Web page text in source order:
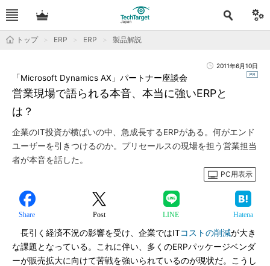
トップ ERP ERP 製品解説
2011年6月10日
営業現場で語られる本音、本当に強いERPと
は？
「Microsoft Dynamics AX」パートナー座談会
企業のIT投資が横ばいの中、急成長するERPがある。何がエンド
ユーザーを引きつけるのか。プリセールスの現場を担う営業担当
者が本音を話した。
PC用表示
Share Post LINE Hatena
長引く経済不況の影響を受け、企業ではITコストの削減が大き
な課題となっている。これに伴い、多くのERPパッケージベンダ
ーが販売拡大に向けて苦戦を強いられているのが現状だ。こうし